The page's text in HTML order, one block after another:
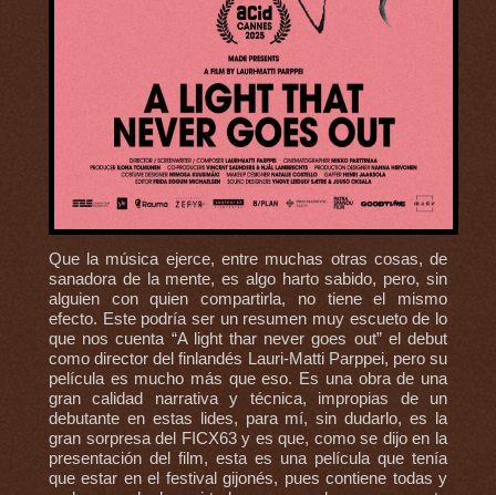
Que la música ejerce, entre muchas otras cosas, de
sanadora de la mente, es algo harto sabido, pero, sin
alguien con quien compartirla, no tiene el mismo
efecto. Este podría ser un resumen muy escueto de lo
que nos cuenta “A light thar never goes out” el debut
como director del finlandés Lauri-Matti Parppei, pero su
película es mucho más que eso. Es una obra de una
gran calidad narrativa y técnica, impropias de un
debutante en estas lides, para mí, sin dudarlo, es la
gran sorpresa del FICX63 y es que, como se dijo en la
presentación del film, esta es una película que tenía
que estar en el festival gijonés, pues contiene todas y